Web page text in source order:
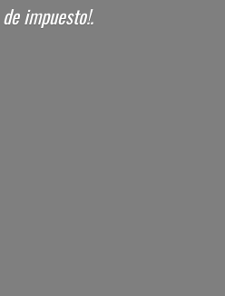
de impuesto!.